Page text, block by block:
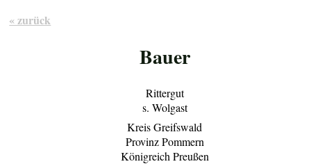
« zurück
Bauer
Rittergut
s. Wolgast
Kreis Greifswald
Provinz Pommern
Königreich Preußen